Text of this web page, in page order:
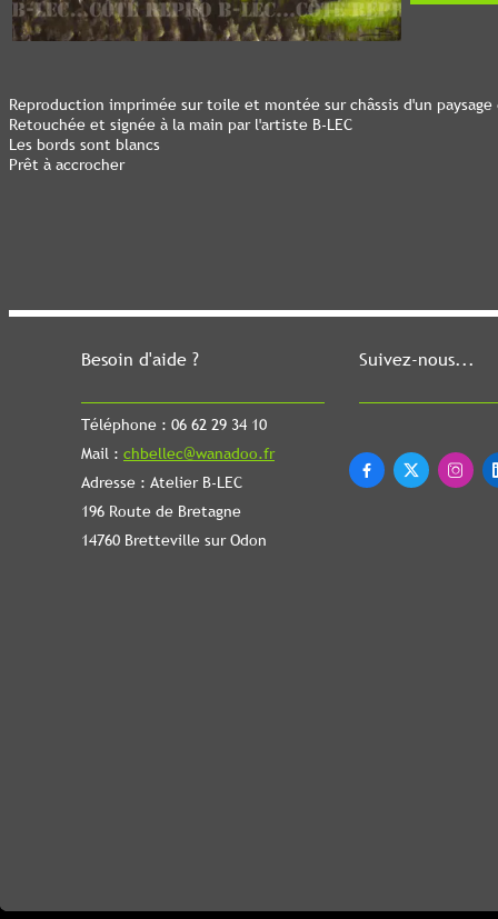
Besoin d'aide ?
Téléphone : 06 62 29 34 10
Mail : chbellec@wanadoo.fr
Adresse : Atelier B-LEC
196 Route de Bretagne
14760 Bretteville sur Odon
Suivez-nous...
  
Reproduction imprimée sur toile et montée sur châssis d'un
Retouchée et signée à la main par l'artiste B-LEC
Les bords sont blancs
Prêt à accrocher